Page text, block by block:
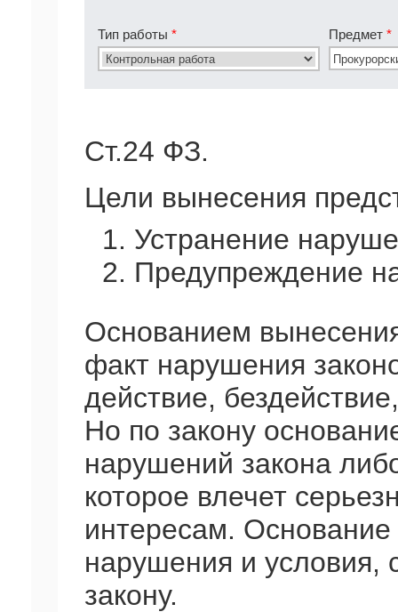
Тип работы * Предмет *
Ст.24 ФЗ.
Цели вынесения
1. Устранение
2. Предупреждение
Основанием
факт нарушения
действие,
Но по закону
нарушений закона
которое влечет
интересам.
нарушения и
закону.